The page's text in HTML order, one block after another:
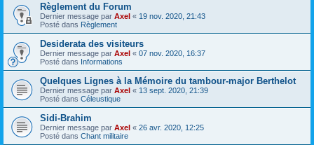
Règlement du Forum
Dernier message par Axel « 19 nov. 2020, 21:43
Posté dans Règlement
Desiderata des visiteurs
Dernier message par Axel « 07 nov. 2020, 16:37
Posté dans Informations
Quelques Lignes à la Mémoire du tambour-major Berthelot
Dernier message par Axel « 13 sept. 2020, 21:39
Posté dans Céleustique
Sidi-Brahim
Dernier message par Axel « 26 avr. 2020, 12:25
Posté dans Chant militaire